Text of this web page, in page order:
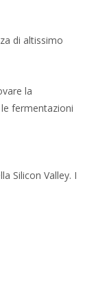
di altissimo
la
fermentazioni
Silicon Valley. I